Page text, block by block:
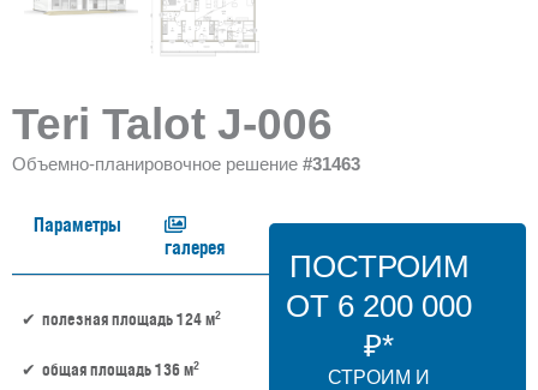
Teri Talot J-006
Объемно-планировочное решение #31463
Параметры
галерея
полезная площадь 124 м2
общая площадь 136 м2
ПОСТРОИМ
ОТ 6 200 000
₽*
СТРОИМ И